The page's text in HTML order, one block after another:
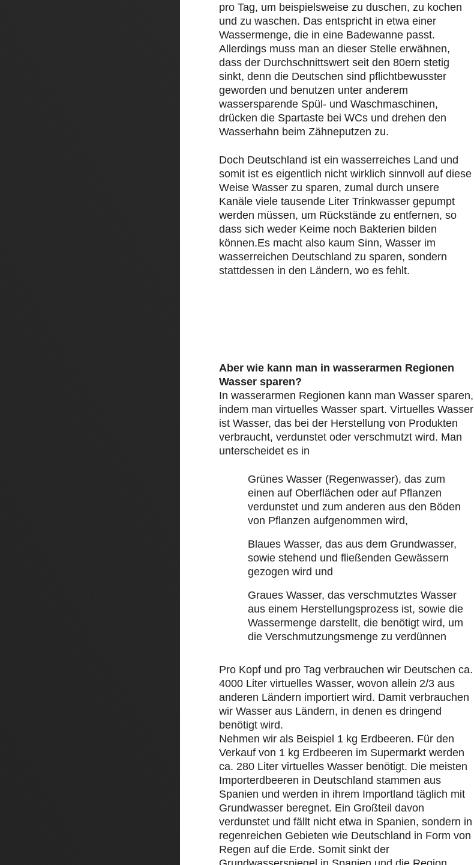
pro Tag, um beispielsweise zu duschen, zu kochen
und zu waschen. Das entspricht in etwa einer
Wassermenge, die in eine Badewanne passt.
Allerdings muss man an dieser Stelle erwähnen,
dass der Durchschnittswert seit den 80ern stetig
sinkt, denn die Deutschen sind pflichtbewusster
geworden und benutzen unter anderem
wassersparende Spül- und Waschmaschinen,
drücken die Spartaste bei WCs und drehen den
Wasserhahn beim Zähneputzen zu.
Doch Deutschland ist ein wasserreiches Land und
somit ist es eigentlich nicht wirklich sinnvoll auf diese
Weise Wasser zu sparen, zumal durch unsere
Kanäle viele tausende Liter Trinkwasser gepumpt
werden müssen, um Rückstände zu entfernen, so
dass sich weder Keime noch Bakterien bilden
können.Es macht also kaum Sinn, Wasser im
wasserreichen Deutschland zu sparen, sondern
stattdessen in den Ländern, wo es fehlt.
Aber wie kann man in wasserarmen Regionen
Wasser sparen?
In wasserarmen Regionen kann man Wasser sparen,
indem man virtuelles Wasser spart. Virtuelles Wasser
ist Wasser, das bei der Herstellung von Produkten
verbraucht, verdunstet oder verschmutzt wird. Man
unterscheidet es in
Grünes Wasser (Regenwasser), das zum
einen auf Oberflächen oder auf Pflanzen
verdunstet und zum anderen aus den Böden
von Pflanzen aufgenommen wird,
Blaues Wasser, das aus dem Grundwasser,
sowie stehend und fließenden Gewässern
gezogen wird und
Graues Wasser, das verschmutztes Wasser
aus einem Herstellungsprozess ist, sowie die
Wassermenge darstellt, die benötigt wird, um
die Verschmutzungsmenge zu verdünnen
Pro Kopf und pro Tag verbrauchen wir Deutschen ca.
4000 Liter virtuelles Wasser, wovon allein 2/3 aus
anderen Ländern importiert wird. Damit verbrauchen
wir Wasser aus Ländern, in denen es dringend
benötigt wird.
Nehmen wir als Beispiel 1 kg Erdbeeren. Für den
Verkauf von 1 kg Erdbeeren im Supermarkt werden
ca. 280 Liter virtuelles Wasser benötigt. Die meisten
Importerdbeeren in Deutschland stammen aus
Spanien und werden in ihrem Importland täglich mit
Grundwasser beregnet. Ein Großteil davon
verdunstet und fällt nicht etwa in Spanien, sondern in
regenreichen Gebieten wie Deutschland in Form von
Regen auf die Erde. Somit sinkt der